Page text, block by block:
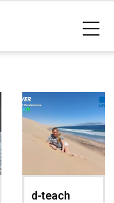
d-teach